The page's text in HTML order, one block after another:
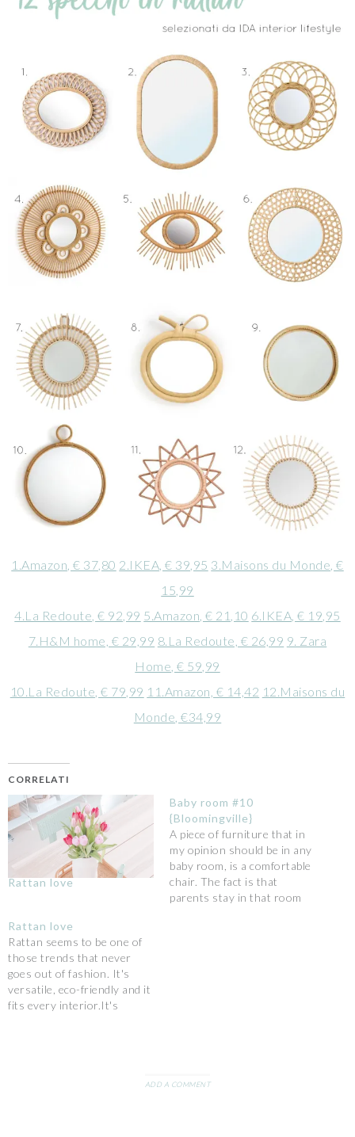
1.Amazon, € 37,80 2.IKEA, € 39,95 3.Maisons du Monde, €
15,99
4.La Redoute, € 92,99 5.Amazon, € 21,10 6.IKEA, € 19,95
7.H&M home, € 29,99 8.La Redoute, € 26,99 9. Zara
Home, € 59,99
10.La Redoute, € 79,99 11.Amazon, € 14,42 12.Maisons du
Monde, €34,99
CORRELATI
Rattan love
Baby room #10
{Bloomingville}
A piece of furniture that in
my opinion should be in any
baby room, is a comfortable
chair. The fact is that
parents stay in that room
Rattan love
Rattan seems to be one of
those trends that never
goes out of fashion. It's
versatile, eco-friendly and it
fits every interior.It's
cake for a boho-chic space.ADD A COMMENT